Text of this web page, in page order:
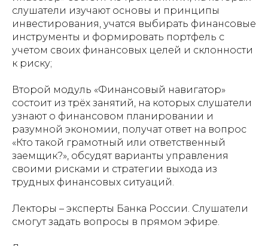
слушатели изучают основы и принципы
инвестирования, учатся выбирать финансовые
инструменты и формировать портфель с
учетом своих финансовых целей и склонности
к риску;
Второй модуль «Финансовый навигатор»
состоит из трёх занятий, на которых слушатели
узнают о финансовом планировании и
разумной экономии, получат ответ на вопрос
«Кто такой грамотный или ответственный
заемщик?», обсудят варианты управления
своими рисками и стратегии выхода из
трудных финансовых ситуаций.
Лекторы – эксперты Банка России. Слушатели
смогут задать вопросы в прямом эфире.